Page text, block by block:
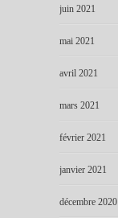
juin 2021
mai 2021
avril 2021
mars 2021
février 2021
janvier 2021
décembre 2020